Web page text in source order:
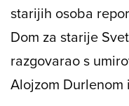
starijih osoba
Dom za starije
razgovarao s
Alojzom